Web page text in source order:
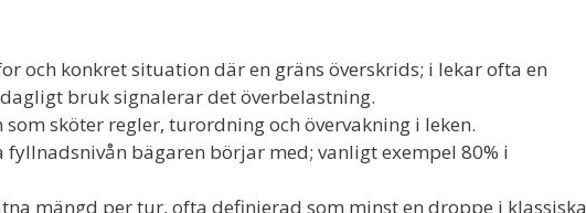
och konkret situation där en gräns överskrids; i lekar ofta en
bruk signalerar det överbelastning.
som sköter regler, turordning och övervakning i leken.
fyllnadsnivån bägaren börjar med; vanligt exempel 80% i
mängd per tur, ofta definierad som minst en droppe i klassiska